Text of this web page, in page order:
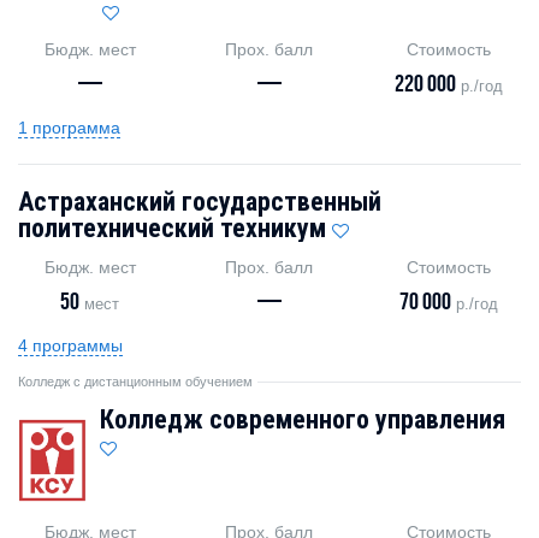
Бюдж. мест
—
Прох. балл
—
Стоимость
220 000 р./год
1 программа
Астраханский государственный
политехнический техникум
Бюдж. мест
50 мест
Прох. балл
—
Стоимость
70 000 р./год
4 программы
Колледж с дистанционным обучением
Колледж современного управления
Бюдж. мест Прох. балл Стоимость